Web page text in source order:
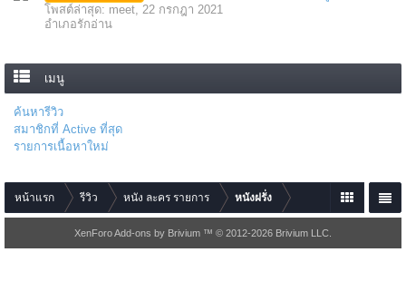
โพสต์ล่าสุด: meet, 22 กรกฎา 2021
อำเภอรักอ่าน
เมนู
ค้นหารีวิว
สมาชิกที่ Active ที่สุด
รายการเนื้อหาใหม่
หน้าแรก รีวิว หนัง ละคร รายการ หนังฝรั่ง
XenForo Add-ons by Brivium ™ © 2012-2026 Brivium LLC.